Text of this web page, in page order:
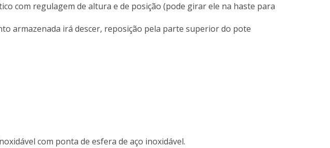
com regulagem de altura e de posição (pode girar ele na haste para
armazenada irá descer, reposição pela parte superior do pote
com ponta de esfera de aço inoxidável.